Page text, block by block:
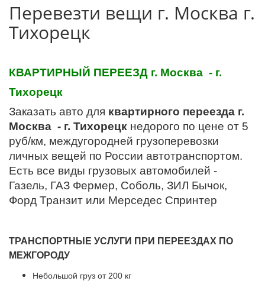
Перевезти вещи г. Москва г.
Тихорецк
КВАРТИРНЫЙ ПЕРЕЕЗД г. Москва - г.
Тихорецк
Заказать авто для квартирного переезда г.
Москва - г. Тихорецк недорого по цене от 5
руб/км, междугородней грузоперевозки
личных вещей по России автотранспортом.
Есть все виды грузовых автомобилей -
Газель, ГАЗ Фермер, Соболь, ЗИЛ Бычок,
Форд Транзит или Мерседес Спринтер
ТРАНСПОРТНЫЕ УСЛУГИ ПРИ ПЕРЕЕЗДАХ ПО
МЕЖГОРОДУ
Небольшой груз от 200 кг